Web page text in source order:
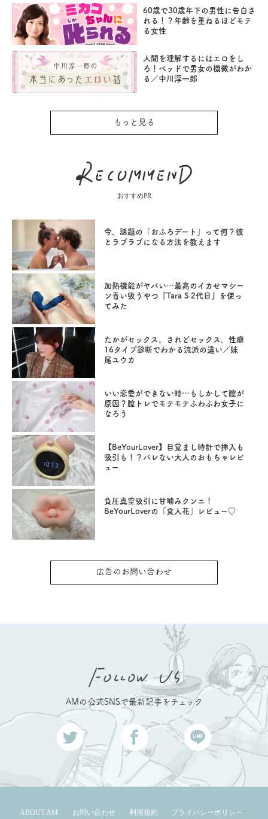
60歳で30歳年下の男性に告白さ
れる！？年齢を重ねるほどモテ
る女性
人間を理解するにはエロをし
ろ！ベッドで男女の機微がわか
る／中川淳一郎
もっと見る
おすすめPR
今、話題の「おふろデート」って何？彼
とラブラブになる方法を教えます
加熱機能がヤバい…最高のイカせマシー
ン青い吸うやつ『Tara S 2代目』を使っ
てみた
たかがセックス。されどセックス。性癖
16タイプ診断でわかる流派の違い／妹
尾ユウカ
いい恋愛ができない時…もしかして膣が
原因？膣トレでモテモテふわふわ女子に
なろう
【BeYourLover】目覚まし時計で挿入も
吸引も！？バレない大人のおもちゃレビ
ュー
負圧真空吸引に甘噛みクンニ！
BeYourLoverの「食人花」レビュー♡
広告のお問い合わせ
AMの公式SNSで最新記事をチェック
ABOUT AM お問い合わせ 利用規約
プライバシーポリシー